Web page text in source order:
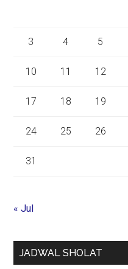
3 4 5
10 11 12
17 18 19
24 25 26
31
« Jul
JADWAL SHOLAT